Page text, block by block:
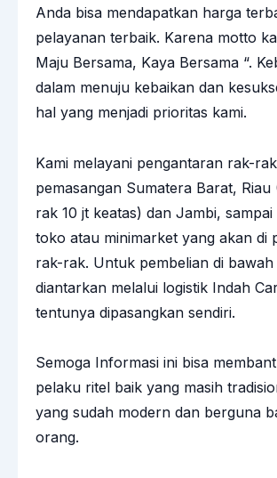
Anda bisa mendapatkan harga
pelayanan terbaik. Karena motto
Maju Bersama, Kaya Bersama “.
dalam menuju kebaikan dan
hal yang menjadi prioritas kami.
Kami melayani pengantaran rak-
pemasangan Sumatera Barat, Riau
rak 10 jt keatas) dan Jambi, sampai
toko atau minimarket yang akan di
rak-rak. Untuk pembelian di bawah
diantarkan melalui logistik Indah
tentunya dipasangkan sendiri.
Semoga Informasi ini bisa
pelaku ritel baik yang masih
yang sudah modern dan berguna
orang.